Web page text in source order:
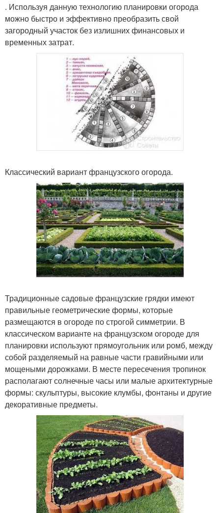
. Используя данную технологию планировки огорода
можно быстро и эффективно преобразить свой
загородный участок без излишних финансовых и
временных затрат.
Классический вариант французского огорода.
Традиционные садовые французские грядки имеют
правильные геометрические формы, которые
размещаются в огороде по строгой симметрии. В
классическом варианте на французском огороде для
планировки используют прямоугольник или ромб, между
собой разделяемый на равные части гравийными или
мощеными дорожками. В месте пересечения тропинок
располагают солнечные часы или малые архитектурные
формы: скульптуры, высокие клумбы, фонтаны и другие
декоративные предметы.